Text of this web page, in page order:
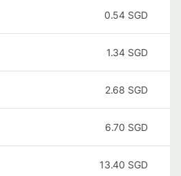
0.54 SGD
1.34 SGD
2.68 SGD
6.70 SGD
13.40 SGD